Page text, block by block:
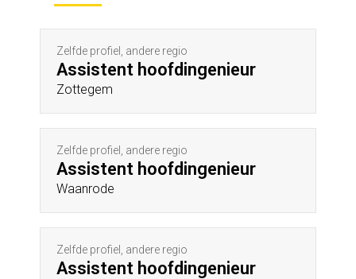
Zelfde profiel, andere regio
Assistent hoofdingenieur
Zottegem
Zelfde profiel, andere regio
Assistent hoofdingenieur
Waanrode
Zelfde profiel, andere regio
Assistent hoofdingenieur